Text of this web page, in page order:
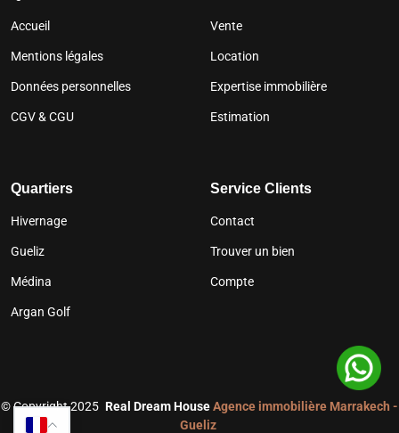
Accueil
Mentions légales
Données personnelles
CGV & CGU
Vente
Location
Expertise immobilière
Estimation
Quartiers
Hivernage
Gueliz
Médina
Argan Golf
Service Clients
Contact
Trouver un bien
Compte
©Copyright 2025 Real Dream HouseAgence immobilière Marrakech -
Gueliz